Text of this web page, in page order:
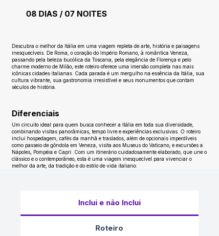
08 DIAS / 07 NOITES
Descubra o melhor da Itália em uma viagem repleta de arte, história e paisagens
inesquecíveis. De Roma, o coração do Império Romano, à romântica Veneza,
passando pela beleza bucólica da Toscana, pela elegância de Florença e pelo
charme moderno de Milão, este roteiro oferece uma imersão completa nas mais
icônicas cidades italianas. Cada parada é um mergulho na essência da Itália, sua
cultura vibrante, sua gastronomia irresistível e seus monumentos que contam
séculos de história.
Diferenciais
Um circuito ideal para quem busca conhecer a Itália em toda sua diversidade,
combinando visitas panorâmicas, tempo livre e experiências exclusivas. O roteiro
inclui hospedagem, cafés da manhã e traslados, além de opcionais imperdíveis
como passeio de gôndola em Veneza, visita aos Museus do Vaticano, e excursões a
Nápoles, Pompéia e Capri. Com um itinerário cuidadosamente elaborado, que une o
clássico e o contemporâneo, esta é uma viagem inesquecível para vivenciar o
melhor da arte, da tradição e do estilo de vida italiano.
Inclui e não Inclui
Roteiro